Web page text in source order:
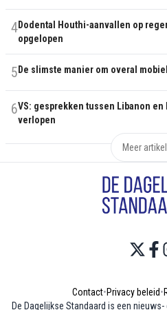
4Dodental Houthi-aanvallen op
opgelopen
5 De slimste manier om overal
6VS: gesprekken tussen Libanon
verlopen
Meer
Contact•Privacy beleid•
De Dagelijkse Standaard is een